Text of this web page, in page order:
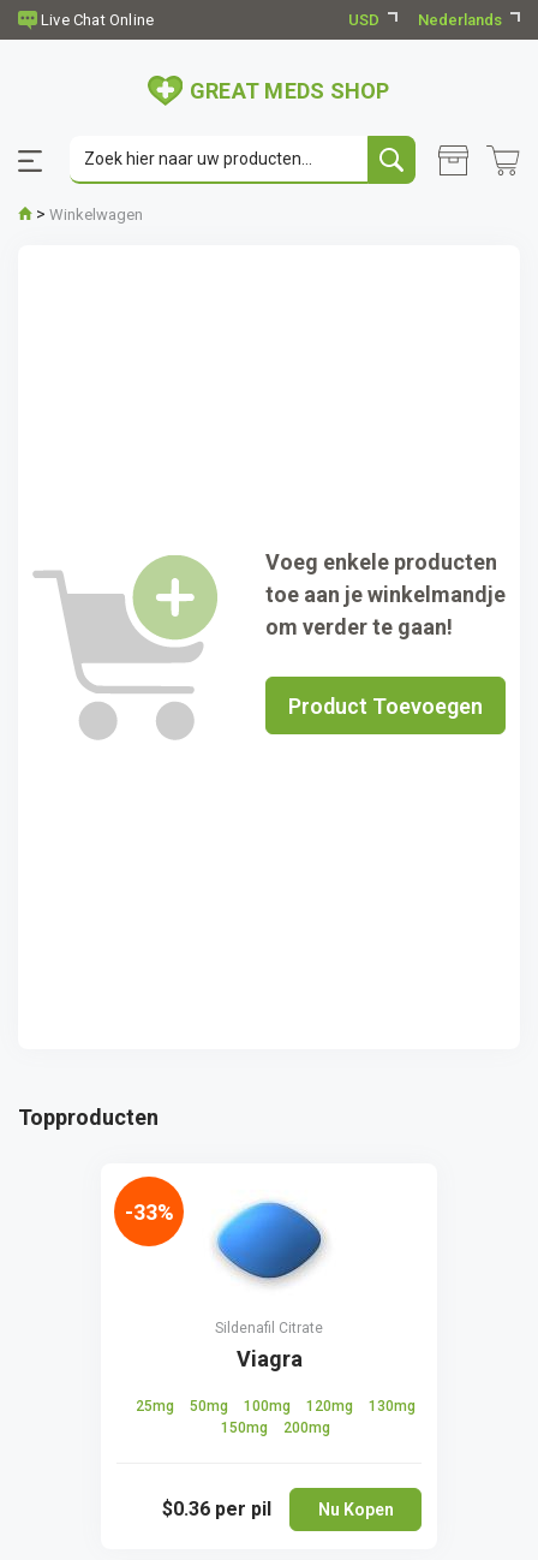
USD Nederlands
GREAT MEDS SHOP
> Winkelwagen
Voeg enkele producten
toe aan je winkelmandje
om verder te gaan!
Product Toevoegen
Topproducten
Sildenafil Citrate
Viagra
25mg 50mg 100mg 120mg
130mg
150mg
200mg
$0.36 per pil Nu Kopen
-33%